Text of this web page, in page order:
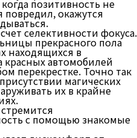
позитивность не
повредил, окажутся
селективности фокуса.
прекрасного пола
находящихся в
красных автомобилей
перекрестке. Точно так
магических
их в крайне
с помощью знакомые